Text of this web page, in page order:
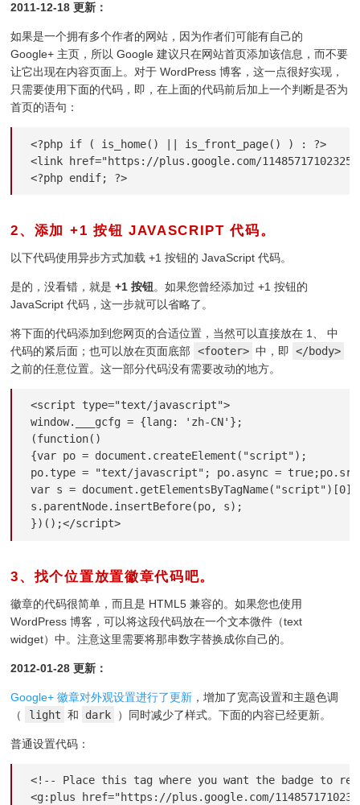
2011-12-18 更新：
如果是一个拥有多个作者的网站，因为作者们可能有自己的
Google+ 主页，所以 Google 建议只在网站首页添加该信息，而不要
让它出现在内容页面上。对于 WordPress 博客，这一点很好实现，
只需要使用下面的代码，即，在上面的代码前后加上一个判断是否为
首页的语句：
<?php if ( is_home() || is_front_page() ) : ?>
<link href="https://plus.google.com/
<?php endif; ?>
2、添加 +1 按钮 JAVASCRIPT 代码。
以下代码使用异步方式加载 +1 按钮的 JavaScript 代码。
是的，没看错，就是+1 按钮。如果您曾经添加过 +1 按钮的
JavaScript 代码，这一步就可以省略了。
将下面的代码添加到您网页的合适位置，当然可以直接放在 1、 中
代码的紧后面；也可以放在页面底部
<footer> 中，即 </body>
之前的任意位置。这一部分代码没有需要改动的地方。
<script type="text/javascript">
window.___gcfg = {lang: 'zh-CN'};
(function()
{var po = document.createElement("script");
po.type = "text/javascript"; po.async =
var s = document.getElementsByTagName("script")[0];
s.parentNode.insertBefore(po, s);
})();</script>
3、找个位置放置徽章代码吧。
徽章的代码很简单，而且是 HTML5 兼容的。如果您也使用
WordPress 博客，可以将这段代码放在一个文本微件（text
widget）中。注意这里需要将那串数字替换成你自己的。
2012-01-28 更新：
Google+ 徽章对外观设置进行了更新 ，增加了宽高设置和主题色调
（
light 和 dark ）同时减少了样式。下面的内容已经更新。
普通设置代码：
<!-- Place this tag where you want the badge to
<g:plus href="https://plus.google.com/